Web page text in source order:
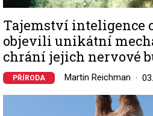
Tajemství inteligence
objevili unikátní
chrání jejich nervové
PŘÍRODA Martin Reichman